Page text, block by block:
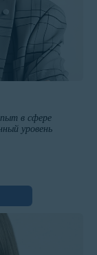
в сфере
уровень